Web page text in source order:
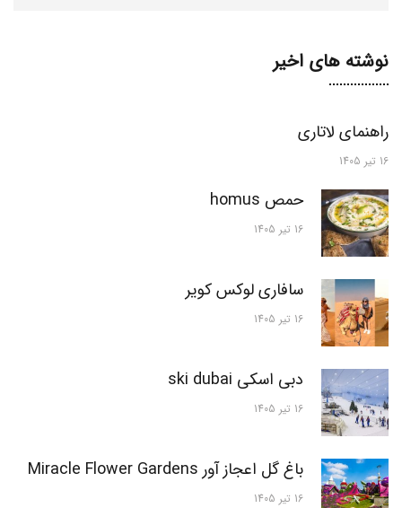
نوشته های اخیر
راهنمای لاتاری
16 تیر 1405
حمص homus
16 تیر 1405
سافاری لوکس کویر
16 تیر 1405
دبی اسکی ski dubai
16 تیر 1405
باغ گل اعجاز آور Miracle Flower Gardens
16 تیر 1405